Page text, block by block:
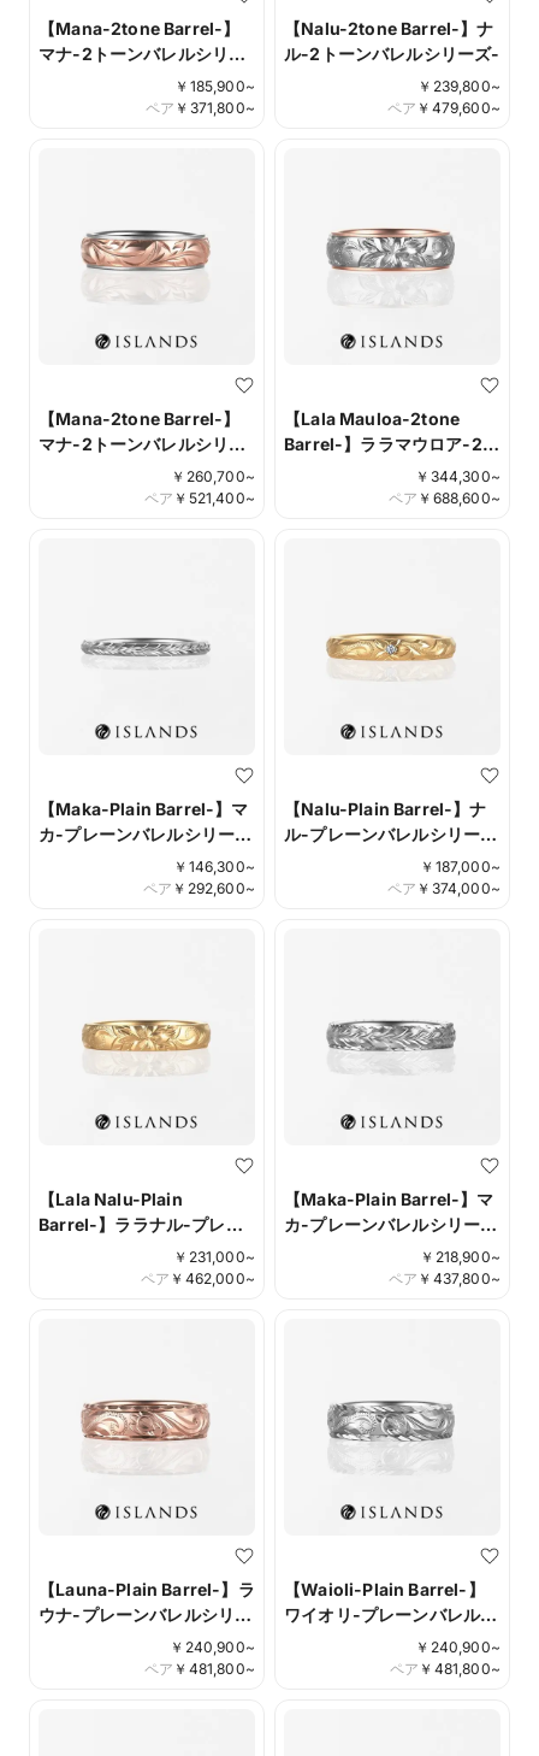
【Mana-2tone Barrel-】
マナ-2トーンバレルシリー
￥ 185,900~
￥ 371,800~
ペア
【Nalu-2tone Barrel-】ナ
ル-2トーンバレルシリーズ-
￥ 239,800~
￥ 479,600~
ペア
【Mana-2tone Barrel-】
マナ-2トーンバレルシリー
￥ 260,700~
￥ 521,400~
ペア
【Lala Mauloa-2tone
Barrel-】ララマウロア-2
トーンバレルシリーズ-
￥ 344,300~
￥ 688,600~
ペア
【Maka-Plain Barrel-】マ
カ-プレーンバレルシリー
￥ 146,300~
￥ 292,600~
ペア
【Nalu-Plain Barrel-】ナ
ル-プレーンバレルシリー
￥ 187,000~
￥ 374,000~
ペア
【Lala Nalu-Plain
Barrel-】ララナル-プレー
ンバレルシリーズ-
￥ 231,000~
￥ 462,000~
ペア
【Maka-Plain Barrel-】マ
カ-プレーンバレルシリー
￥ 218,900~
￥ 437,800~
ペア
【Launa-Plain Barrel-】ラ
ウナ-プレーンバレルシリー
￥ 240,900~
￥ 481,800~
ペア
【Waioli-Plain Barrel-】
ワイオリ-プレーンバレルシ
￥ 240,900~
￥ 481,800~
ペア